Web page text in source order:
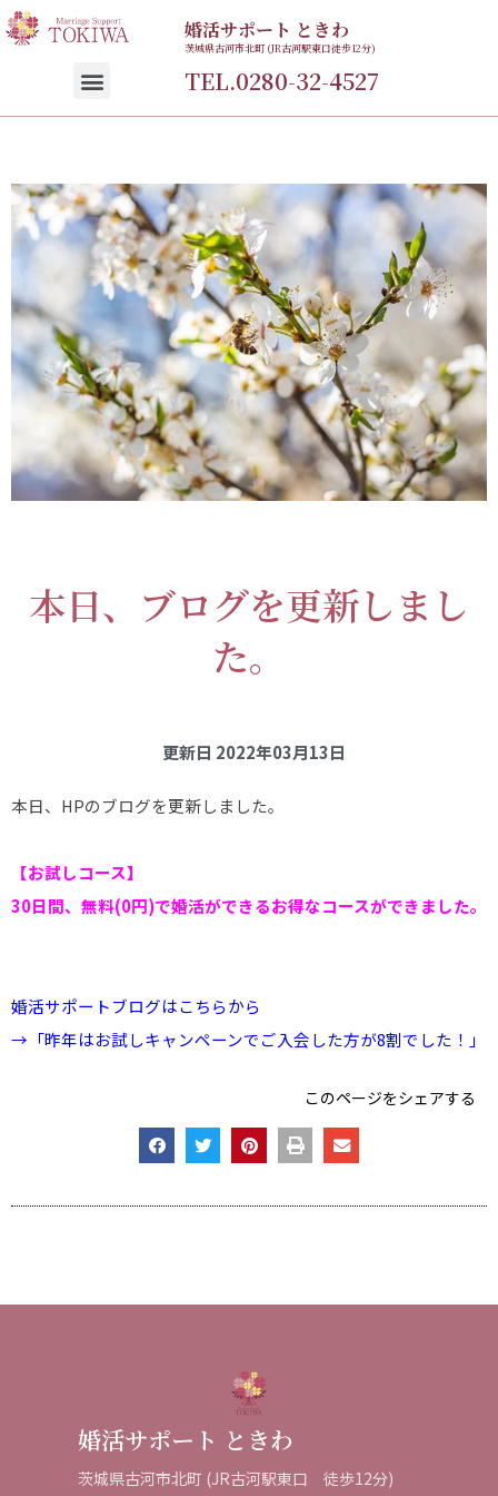
婚活サポート ときわ
茨城県古河市北町 (JR古河駅東口徒歩12分)
TEL.0280-32-4527
本日、ブログを更新しまし
た。
更新日 2022年03月13日
本日、HPのブログを更新しました。
【お試しコース】
30日間、無料(0円)で婚活ができるお得なコースができました。
婚活サポートブログはこちらから
→「昨年はお試しキャンペーンでご入会した方が8割でした！」
このページをシェアする
婚活サポート ときわ
茨城県古河市北町 (JR古河駅東口 徒歩12分)